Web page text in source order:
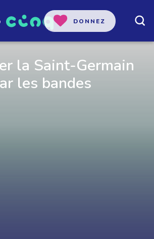
DONNEZ
la Saint-Germain
les bandes